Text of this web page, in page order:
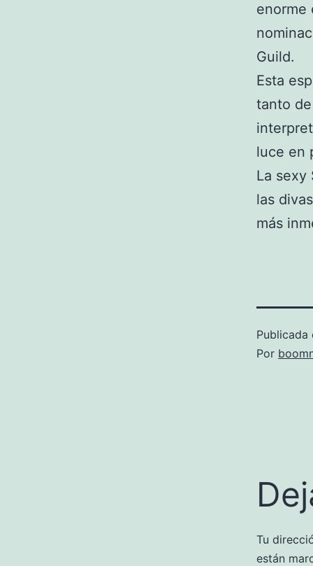
enorme
Guild.
Esta
tanto
luce en
La sexy
las
más
Por
Tu
están